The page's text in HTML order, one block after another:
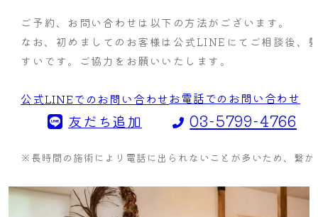
ご予約、お問い合わせは以下の方法がございます。
なお、初めましてのお客様は公式LINEにてご相談後、
すいです。ご協力をお願いいたします。
公式LINEでのお問い合わせ
友だち追加
お電話でのお問い合わせ
03-5799-4766
※長時間の施術により電話に出られないことが多いため、繋